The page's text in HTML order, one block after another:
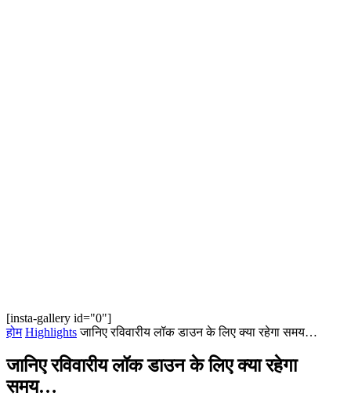
[insta-gallery id="0"]
होम Highlights जानिए रविवारीय लॉक डाउन के लिए क्या रहेगा समय…
जानिए रविवारीय लॉक डाउन के लिए क्या रहेगा
समय…